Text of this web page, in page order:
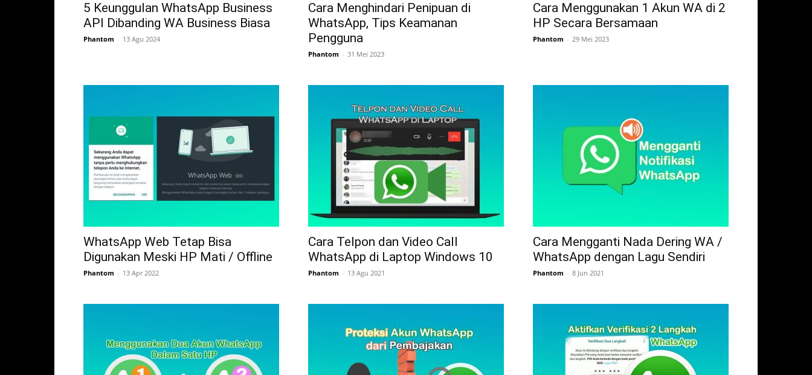
5 Keunggulan WhatsApp Business
API Dibanding WA Business Biasa
Phantom - 13 Agu 2024
Cara Menghindari Penipuan di
WhatsApp, Tips Keamanan
Pengguna
Phantom - 31 Mei 2023
Cara Menggunakan 1 Akun WA di 2
HP Secara Bersamaan
Phantom - 29 Mei 2023
WhatsApp Web Tetap Bisa
Digunakan Meski HP Mati / Offline
Phantom - 13 Apr 2022
Cara Telpon dan Video Call
WhatsApp di Laptop Windows 10
Phantom - 13 Agu 2021
Cara Mengganti Nada Dering WA /
WhatsApp dengan Lagu Sendiri
Phantom - 8 Jun 2021